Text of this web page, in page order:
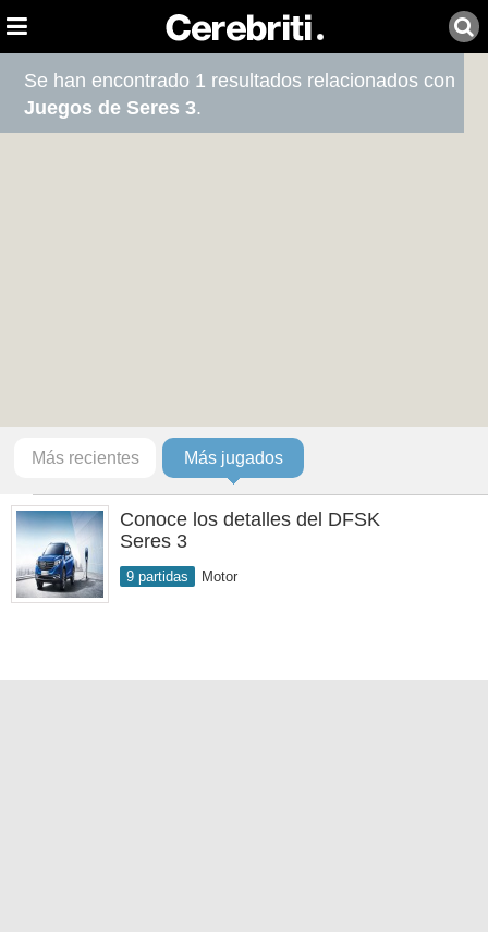
Se han encontrado 1 resultados relacionados con
Juegos de Seres 3.
Más recientes Más jugados
Conoce los detalles del DFSK
Seres 3
9 partidas Motor